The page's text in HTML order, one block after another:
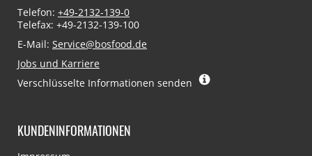
Telefon: +49-2132-139-0
Telefax: +49-2132-139-100
E-Mail: Service@bosfood.de
Jobs und Karriere
Verschlüsselte Informationen senden
KUNDENINFORMATIONEN